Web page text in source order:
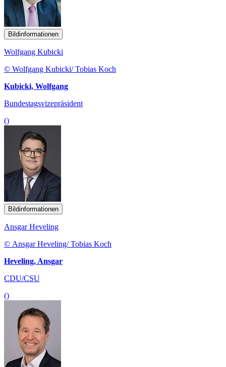
Bildinformationen
Wolfgang Kubicki
© Wolfgang Kubicki/ Tobias Koch
Kubicki, Wolfgang
Bundestagsvizepräsident
()
Bildinformationen
Ansgar Heveling
© Ansgar Heveling/ Tobias Koch
Heveling, Ansgar
CDU/CSU
()